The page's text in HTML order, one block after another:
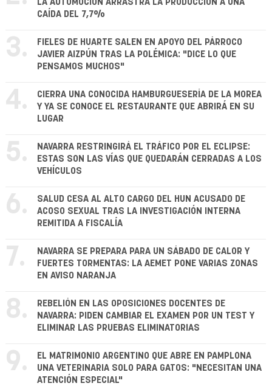
LA AUTOMOCIÓN ARRASTRA LA PRODUCCIÓN A UNA
CAÍDA DEL 7,7%
3.
FIELES DE HUARTE SALEN EN APOYO DEL PÁRROCO
JAVIER AIZPÚN TRAS LA POLÉMICA: "DICE LO QUE
PENSAMOS MUCHOS"
4.
CIERRA UNA CONOCIDA HAMBURGUESERÍA DE LA MOREA
Y YA SE CONOCE EL RESTAURANTE QUE ABRIRÁ EN SU
LUGAR
5.
NAVARRA RESTRINGIRÁ EL TRÁFICO POR EL ECLIPSE:
ESTAS SON LAS VÍAS QUE QUEDARÁN CERRADAS A LOS
VEHÍCULOS
6.
SALUD CESA AL ALTO CARGO DEL HUN ACUSADO DE
ACOSO SEXUAL TRAS LA INVESTIGACIÓN INTERNA
REMITIDA A FISCALÍA
7.
NAVARRA SE PREPARA PARA UN SÁBADO DE CALOR Y
FUERTES TORMENTAS: LA AEMET PONE VARIAS ZONAS
EN AVISO NARANJA
8.
REBELIÓN EN LAS OPOSICIONES DOCENTES DE
NAVARRA: PIDEN CAMBIAR EL EXAMEN POR UN TEST Y
ELIMINAR LAS PRUEBAS ELIMINATORIAS
9.
EL MATRIMONIO ARGENTINO QUE ABRE EN PAMPLONA
UNA VETERINARIA SOLO PARA GATOS: "NECESITAN UNA
ATENCIÓN ESPECIAL"